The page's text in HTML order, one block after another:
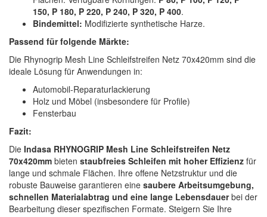
150, P 180, P 220, P 240, P 320, P 400.
Bindemittel: Modifizierte synthetische Harze.
Passend für folgende Märkte:
Die Rhynogrip Mesh Line Schleifstreifen Netz 70x420mm sind die
ideale Lösung für Anwendungen in:
Automobil-Reparaturlackierung
Holz und Möbel (insbesondere für Profile)
Fensterbau
Fazit:
Die Indasa RHYNOGRIP Mesh Line Schleifstreifen Netz
70x420mm bieten staubfreies Schleifen mit hoher Effizienz für
lange und schmale Flächen. Ihre offene Netzstruktur und die
robuste Bauweise garantieren eine saubere Arbeitsumgebung,
schnellen Materialabtrag und eine lange Lebensdauerbei der
Bearbeitung dieser spezifischen Formate. Steigern Sie Ihre